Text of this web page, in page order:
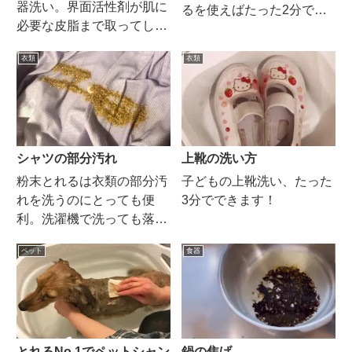
器洗い。界面活性剤が肌に
必要な皮脂まで取ってしま
米ぬかの洗剤とれるNo.1な
ら、汚れ落としても皮脂は
奪いません。むしろ米ぬか
成分でしっとりします。
るを使えばたった2分でピ
衣類
シャツの部分汚れ
粉末とれるは衣類の部分汚
れを洗うのにとっても便
利。洗濯機で洗っても落ち
おまかせください。
衣類
上靴の洗い方
子どもの上靴洗い、たった
3分でできます！
ペット 食器